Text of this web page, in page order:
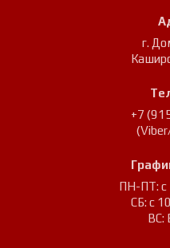
г.
+7
ПН-ПТ: с
СБ: с
ВС: